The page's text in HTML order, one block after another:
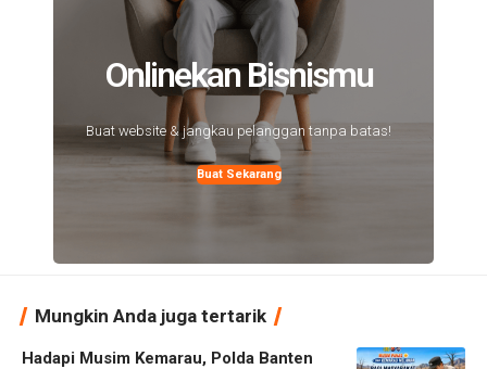
Onlinekan Bisnismu
Buat website & jangkau pelanggan tanpa batas!
Buat Sekarang
Mungkin Anda juga tertarik
Hadapi Musim Kemarau, Polda Banten